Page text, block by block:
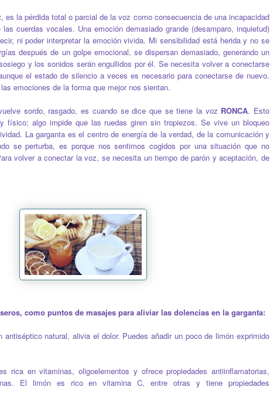
, es la pérdida total o parcial de la voz como consecuencia de una incapacidad
cuerdas vocales. Una emoción demasiado grande (desamparo, inquietud)
ni poder interpretar la emoción vivida. Mi sensibilidad está herida y no se
después de un golpe emocional, se dispersan demasiado, generando un
y los sonidos serán engullidos por él. Se necesita volver a conectarse
el estado de silencio a veces es necesario para conectarse de nuevo.
emociones de la forma que mejor nos sientan.
sordo, rasgado, es cuando se dice que se tiene la voz RONCA. Esto
físico; algo impide que las ruedas giren sin tropiezos. Se vive un bloqueo
La garganta es el centro de energía de la verdad, de la comunicación y
se perturba, es porque nos sentimos cogidos por una situación que no
volver a conectar la voz, se necesita un tiempo de parón y aceptación, de
como puntos de masajes para aliviar las dolencias en la garganta:
antiséptico natural, alivia el dolor. Puedes añadir un poco de limón exprimido
rica en vitaminas, oligoelementos y ofrece propiedades antiinflamatorias,
El limón es rico en vitamina C, entre otras y tiene propiedades